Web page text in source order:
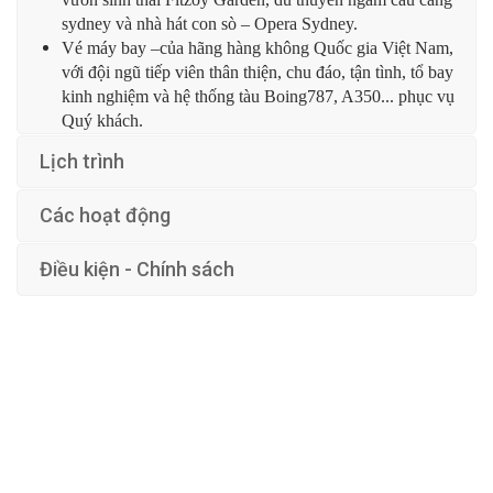
sydney và nhà hát con sò – Opera Sydney.
Vé máy bay –của hãng hàng không Quốc gia Việt Nam,
với đội ngũ tiếp viên thân thiện, chu đáo, tận tình, tổ bay
kinh nghiệm và hệ thống tàu Boing787, A350... phục vụ
Quý khách.
Lịch trình
Các hoạt động
Điều kiện - Chính sách